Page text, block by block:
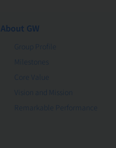
About GW
Group Profile
Milestones
Core Value
Vision and Mission
Remarkable Performance